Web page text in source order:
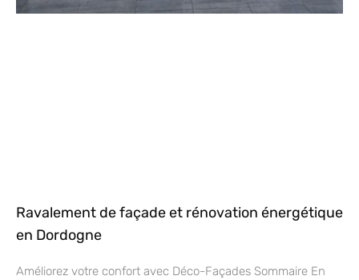
Ravalement de façade et rénovation énergétique
en Dordogne
Améliorez votre confort avec Déco-Façades Sommaire En